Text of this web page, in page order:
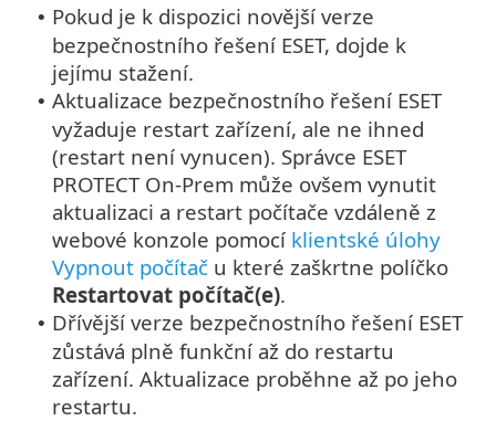
• Pokud je k dispozici novější verze
bezpečnostního řešení ESET, dojde k
jejímu stažení.
• Aktualizace bezpečnostního řešení ESET
vyžaduje restart zařízení, ale ne ihned
(restart není vynucen). Správce ESET
PROTECT On-Prem může ovšem vynutit
aktualizaci a restart počítače vzdáleně z
webové konzole pomocí klientské úlohy
Vypnout počítač u které zaškrtne políčko
Restartovat počítač(e).
• Dřívější verze bezpečnostního řešení ESET
zůstává plně funkční až do restartu
zařízení. Aktualizace proběhne až po jeho
restartu.